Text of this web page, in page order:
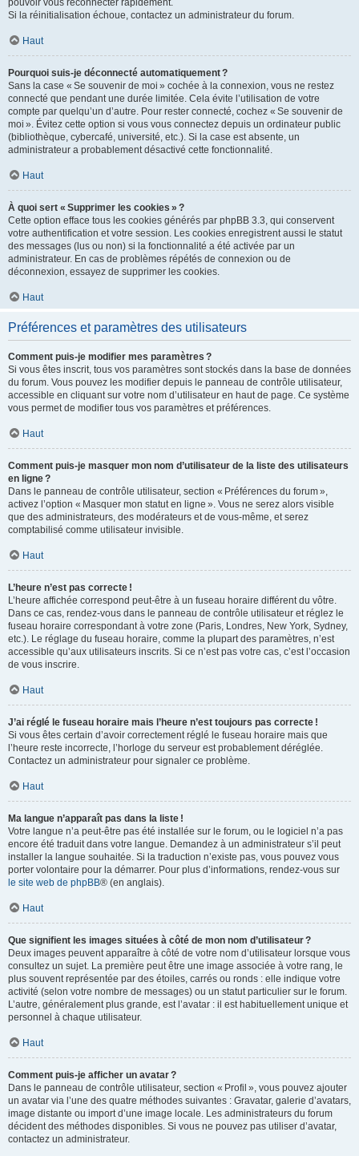
pouvoir vous reconnecter rapidement.
Si la réinitialisation échoue, contactez un administrateur du forum.
Haut
Pourquoi suis-je déconnecté automatiquement ?
Sans la case « Se souvenir de moi » cochée à la connexion, vous ne restez
connecté que pendant une durée limitée. Cela évite l’utilisation de votre
compte par quelqu’un d’autre. Pour rester connecté, cochez « Se souvenir de
moi ». Évitez cette option si vous vous connectez depuis un ordinateur public
(bibliothèque, cybercafé, université, etc.). Si la case est absente, un
administrateur a probablement désactivé cette fonctionnalité.
Haut
À quoi sert « Supprimer les cookies » ?
Cette option efface tous les cookies générés par phpBB 3.3, qui conservent
votre authentification et votre session. Les cookies enregistrent aussi le statut
des messages (lus ou non) si la fonctionnalité a été activée par un
administrateur. En cas de problèmes répétés de connexion ou de
déconnexion, essayez de supprimer les cookies.
Haut
Préférences et paramètres des utilisateurs
Comment puis-je modifier mes paramètres ?
Si vous êtes inscrit, tous vos paramètres sont stockés dans la base de données
du forum. Vous pouvez les modifier depuis le panneau de contrôle utilisateur,
accessible en cliquant sur votre nom d’utilisateur en haut de page. Ce système
vous permet de modifier tous vos paramètres et préférences.
Haut
Comment puis-je masquer mon nom d’utilisateur de la liste des utilisateurs
en ligne ?
Dans le panneau de contrôle utilisateur, section « Préférences du forum »,
activez l’option « Masquer mon statut en ligne ». Vous ne serez alors visible
que des administrateurs, des modérateurs et de vous-même, et serez
comptabilisé comme utilisateur invisible.
Haut
L’heure n’est pas correcte !
L’heure affichée correspond peut-être à un fuseau horaire différent du vôtre.
Dans ce cas, rendez-vous dans le panneau de contrôle utilisateur et réglez le
fuseau horaire correspondant à votre zone (Paris, Londres, New York, Sydney,
etc.). Le réglage du fuseau horaire, comme la plupart des paramètres, n’est
accessible qu’aux utilisateurs inscrits. Si ce n’est pas votre cas, c’est l’occasion
de vous inscrire.
Haut
J’ai réglé le fuseau horaire mais l’heure n’est toujours pas correcte !
Si vous êtes certain d’avoir correctement réglé le fuseau horaire mais que
l’heure reste incorrecte, l’horloge du serveur est probablement déréglée.
Contactez un administrateur pour signaler ce problème.
Haut
Ma langue n’apparaît pas dans la liste !
Votre langue n’a peut-être pas été installée sur le forum, ou le logiciel n’a pas
encore été traduit dans votre langue. Demandez à un administrateur s’il peut
installer la langue souhaitée. Si la traduction n’existe pas, vous pouvez vous
porter volontaire pour la démarrer. Pour plus d’informations, rendez-vous sur
le site web de phpBB® (en anglais).
Haut
Que signifient les images situées à côté de mon nom d’utilisateur ?
Deux images peuvent apparaître à côté de votre nom d’utilisateur lorsque vous
consultez un sujet. La première peut être une image associée à votre rang, le
plus souvent représentée par des étoiles, carrés ou ronds : elle indique votre
activité (selon votre nombre de messages) ou un statut particulier sur le forum.
L’autre, généralement plus grande, est l’avatar : il est habituellement unique et
personnel à chaque utilisateur.
Haut
Comment puis-je afficher un avatar ?
Dans le panneau de contrôle utilisateur, section « Profil », vous pouvez ajouter
un avatar via l’une des quatre méthodes suivantes : Gravatar, galerie d’avatars,
image distante ou import d’une image locale. Les administrateurs du forum
décident des méthodes disponibles. Si vous ne pouvez pas utiliser d’avatar,
contactez un administrateur.